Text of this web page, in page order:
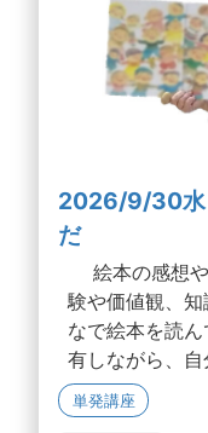
2026/9/30水
だ
絵本の感想や
験や価値観、
なで絵本を読
有しながら、
単発講座